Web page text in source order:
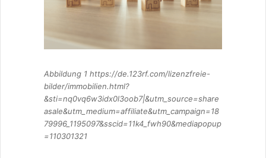
Abbildung 1 https://de.123rf.com/lizenzfreie-
bilder/immobilien.html?
&sti=nq0vq6w3idx0l3oob7|&utm_source=share
asale&utm_medium=affiliate&utm_campaign=18
79996_1195097&sscid=11k4_fwh90&mediapopup
=110301321